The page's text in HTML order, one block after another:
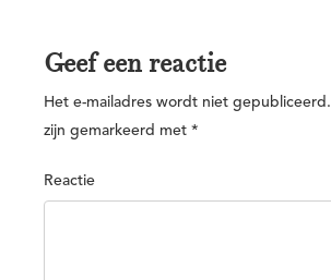
Geef een reactie
Het e-mailadres wordt niet gepubliceerd.
zijn gemarkeerd met *
Reactie